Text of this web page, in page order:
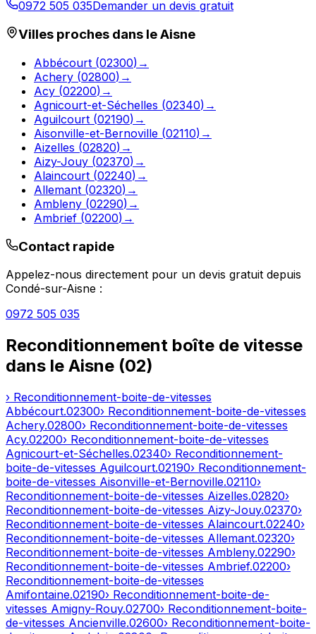
0972 505 035Demander un devis gratuit
Villes proches dans leAisne
Abbécourt (02300) →
Achery (02800) →
Acy (02200) →
Agnicourt-et-Séchelles (02340) →
Aguilcourt (02190) →
Aisonville-et-Bernoville (02110) →
Aizelles (02820) →
Aizy-Jouy (02370) →
Alaincourt (02240) →
Allemant (02320) →
Ambleny (02290) →
Ambrief (02200) →
Contact rapide
Appelez-nous directement pour un devis gratuit depuis
Condé-sur-Aisne :
0972 505 035
Reconditionnement boîte de vitesse
dans le Aisne (02)
› Reconditionnement-boite-de-vitesses
Abbécourt.02300› Reconditionnement-boite-de-vitesses
Achery.02800› Reconditionnement-boite-de-vitesses
Acy.02200› Reconditionnement-boite-de-vitesses
Agnicourt-et-Séchelles.02340› Reconditionnement-
boite-de-vitesses Aguilcourt.02190› Reconditionnement-
boite-de-vitesses Aisonville-et-Bernoville.02110›
Reconditionnement-boite-de-vitesses Aizelles.02820›
Reconditionnement-boite-de-vitesses Aizy-Jouy.02370›
Reconditionnement-boite-de-vitesses Alaincourt.02240›
Reconditionnement-boite-de-vitesses Allemant.02320›
Reconditionnement-boite-de-vitesses Ambleny.02290›
Reconditionnement-boite-de-vitesses Ambrief.02200›
Reconditionnement-boite-de-vitesses
Amifontaine.02190› Reconditionnement-boite-de-
vitesses Amigny-Rouy.02700› Reconditionnement-boite-
de-vitesses Ancienville.02600› Reconditionnement-boite-